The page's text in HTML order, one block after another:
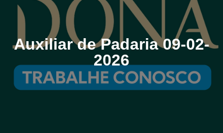
Auxiliar de Padaria 09-02-
2026